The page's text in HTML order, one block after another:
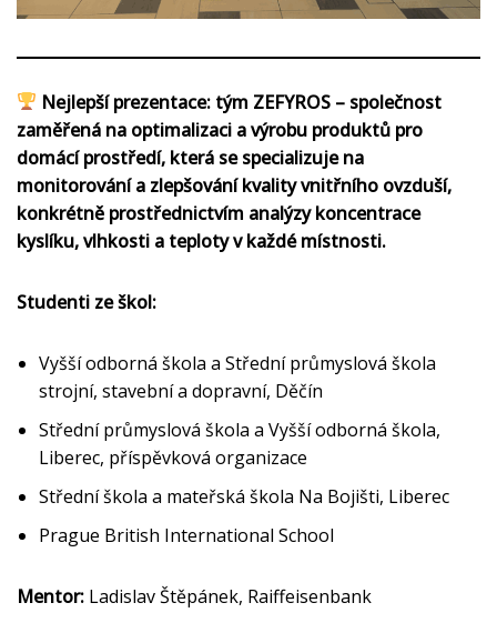
Nejlepší prezentace: tým ZEFYROS – společnost
zaměřená na optimalizaci a výrobu produktů pro
domácí prostředí, která se specializuje na
monitorování a zlepšování kvality vnitřního ovzduší,
konkrétně prostřednictvím analýzy koncentrace
kyslíku, vlhkosti a teploty v každé místnosti.
Studenti ze škol:
Vyšší odborná škola a Střední průmyslová škola
strojní, stavební a dopravní, Děčín
Střední průmyslová škola a Vyšší odborná škola,
Liberec, příspěvková organizace
Střední škola a mateřská škola Na Bojišti, Liberec
Prague British International School
Mentor: Ladislav Štěpánek, Raiffeisenbank